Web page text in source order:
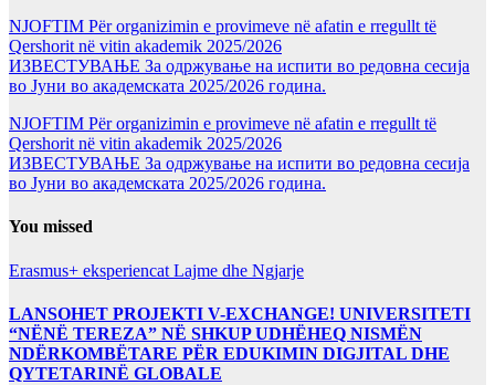
NJOFTIM Për organizimin e provimeve në afatin e rregullt të
Qershorit në vitin akademik 2025/2026
ИЗВЕСТУВАЊЕ За одржување на испити во редовна сесија
во Јуни во академската 2025/2026 година.
NJOFTIM Për organizimin e provimeve në afatin e rregullt të
Qershorit në vitin akademik 2025/2026
ИЗВЕСТУВАЊЕ За одржување на испити во редовна сесија
во Јуни во академската 2025/2026 година.
You missed
Erasmus+ eksperiencat Lajme dhe Ngjarje
LANSOHET PROJEKTI V-EXCHANGE! UNIVERSITETI
“NËNË TEREZA” NË SHKUP UDHËHEQ NISMËN
NDËRKOMBËTARE PËR EDUKIMIN DIGJITAL DHE
QYTETARINË GLOBALE